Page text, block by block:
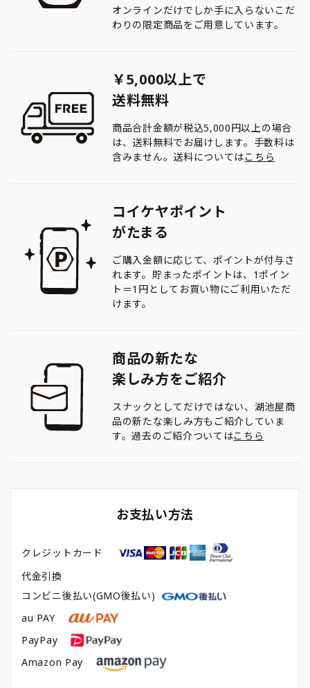
オンラインだけでしか手に入らないこだ
わりの限定商品をご用意しています。
￥5,000以上で
送料無料
商品合計金額が税込5,000円以上の場合
は、送料無料でお届けします。手数料は
含みません。送料についてはこちら
コイケヤポイント
がたまる
ご購入金額に応じて、ポイントが付与さ
れます。貯まったポイントは、1ポイン
ト＝1円としてお買い物にご利用いただ
けます。
商品の新たな
楽しみ方をご紹介
スナックとしてだけではない、湖池屋商
品の新たな楽しみ方もご紹介していま
す。過去のご紹介ついてはこちら
お支払い方法
クレジットカード
代金引換
コンビニ後払い(GMO後払い)
au PAY
PayPay
Amazon Pay